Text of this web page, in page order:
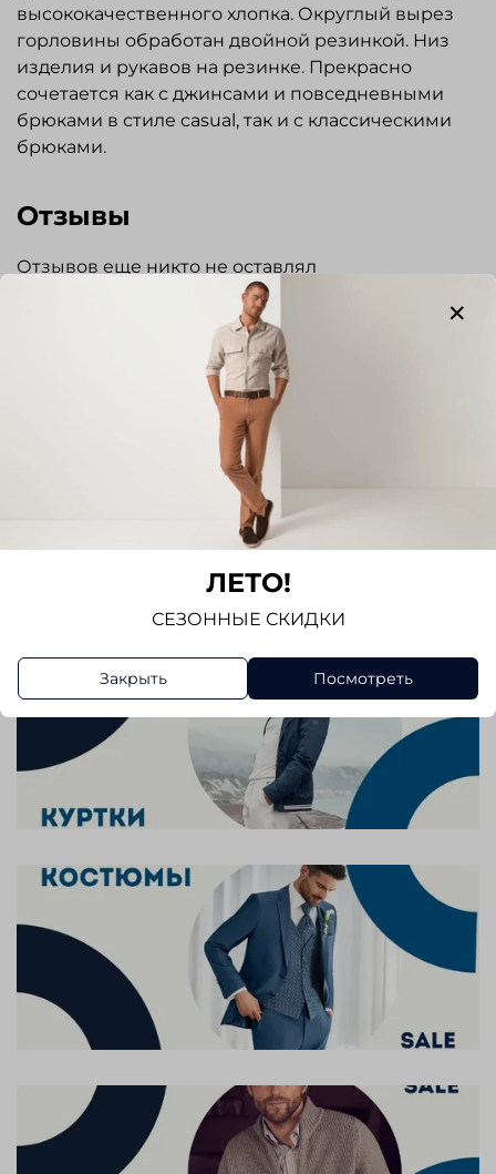
высококачественного хлопка. Округлый вырез
горловины обработан двойной резинкой. Низ
изделия и рукавов на резинке. Прекрасно
сочетается как с джинсами и повседневными
брюками в стиле casual, так и с классическими
брюками.
Отзывы
Отзывов еще никто не оставлял
ЛЕТО!
СЕЗОННЫЕ СКИДКИ
Закрыть Посмотреть